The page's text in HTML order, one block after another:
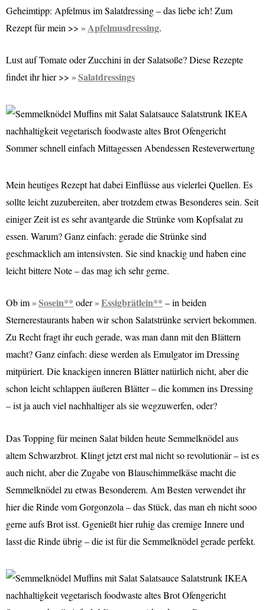
Geheimtipp: Apfelmus im Salatdressing – das liebe ich! Zum
Rezept für mein >>
Apfelmusdressing.
Lust auf Tomate oder Zucchini in der Salatsoße? Diese Rezepte
findet ihr hier >>
Salatdressings
Mein heutiges Rezept hat dabei Einflüsse aus vielerlei Quellen. Es
sollte leicht zuzubereiten, aber trotzdem etwas Besonderes sein. Seit
einiger Zeit ist es sehr avantgarde die Strünke vom Kopfsalat zu
essen. Warum? Ganz einfach: gerade die Strünke sind
geschmacklich am intensivsten. Sie sind knackig und haben eine
leicht bittere Note – das mag ich sehr gerne.
Ob im Sosein** oder Essigbrätlein** – in beiden
Sternerestaurants haben wir schon Salatstrünke serviert bekommen.
Zu Recht fragt ihr euch gerade, was man dann mit den Blättern
macht? Ganz einfach: diese werden als Emulgator im Dressing
mitpüriert. Die knackigen inneren Blätter natürlich nicht, aber die
schon leicht schlappen äußeren Blätter – die kommen ins Dressing
– ist ja auch viel nachhaltiger als sie wegzuwerfen, oder?
Das Topping für meinen Salat bilden heute Semmelknödel aus
altem Schwarzbrot. Klingt jetzt erst mal nicht so revolutionär – ist es
auch nicht, aber die Zugabe von Blauschimmelkäse macht die
Semmelknödel zu etwas Besonderem. Am Besten verwendet ihr
hier die Rinde vom Gorgonzola – das Stück, das man eh nicht sooo
gerne aufs Brot isst. Ggenießt hier ruhig das cremige Innere und
lasst die Rinde übrig – die ist für die Semmelknödel gerade perfekt.